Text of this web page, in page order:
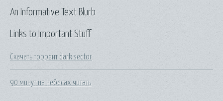
Links to Important Stuff
Скачать торрент dark sector
90 минут на небесах читать
An Informative Text Blurb